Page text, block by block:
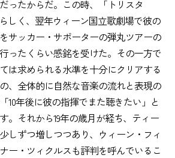
ったからだ。この時、「トリスタ
しく、翌年ウィーン国立歌劇場で彼の
サッカー・サポーターの弾丸ツアーの
ったくらい感銘を受けた。その一方で
は求められる水準を十分にクリアする
、全体的に自然な音楽の流れと表現の
10年後に彼の指揮でまた聴きたい」と
。それから19年の歳月が経ち、ティー
しずつ増しつつあり、ウィーン・フィ
ー・ツィクルスも評判を呼んでいるこ